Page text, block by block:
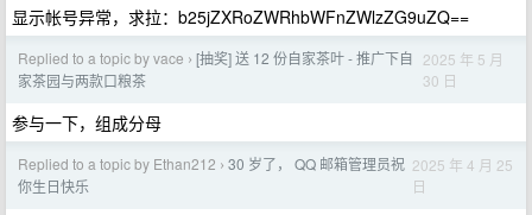
显示帐号异常，求拉：b25jZXRoZWRhbWFnZWlzZG9uZQ==
Replied to a topic by vace › [抽奖] 送 12 份自家茶叶 - 推广下自
家茶园与两款口粮茶
2025 年 5 月
30 日
参与一下，组成分母
Replied to a topic by Ethan212 › 30 岁了， QQ 邮箱管理员祝
你生日快乐
2025 年 4 月 25
日